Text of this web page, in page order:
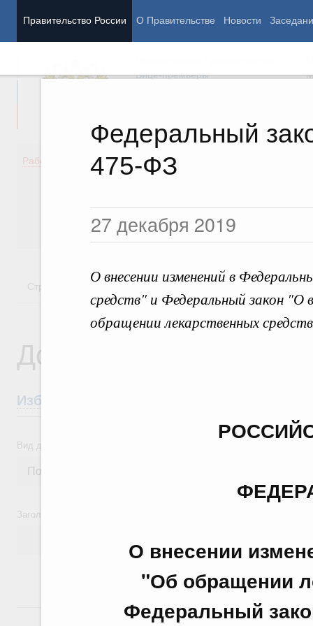
Правительство России О Правительстве Новости
Федеральный
475-ФЗ
27 декабря 2019
О внесении изменений в
средств" и Федеральный закон "О
обращении лекарственных
О внесении
"Об обращении
Федеральный
Вице-премьеры
Работа Правительства
Общество
Государство
Стратегии Государственные программы
Документы
Избранные документы со справками к
Вид документа
Заголовок или текст документа
24 июля, пятница